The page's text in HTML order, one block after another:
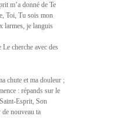
m’a donné de Te
Toi, Tu sois mon
larmes, je languis
cherche avec des
chute et ma douleur ;
: répands sur le
Esprit, Son
nouveau ta